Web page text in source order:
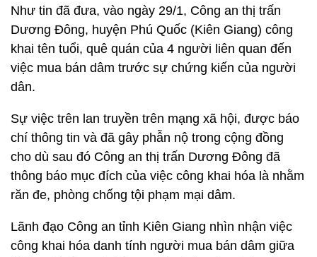
Như tin đã đưa, vào ngày 29/1, Công an thị trấn
Dương Đông, huyện Phú Quốc (Kiên Giang) công
khai tên tuổi, quê quán của 4 người liên quan đến
việc mua bán dâm trước sự chứng kiến của người
dân.
Sự việc trên lan truyền trên mạng xã hội, được báo
chí thông tin và đã gây phẫn nộ trong cộng đồng
cho dù sau đó Công an thị trấn Dương Đông đã
thông báo mục đích của việc công khai hóa là nhằm
răn đe, phòng chống tội phạm mại dâm.
Lãnh đạo Công an tỉnh Kiên Giang nhìn nhận việc
công khai hóa danh tính người mua bán dâm giữa